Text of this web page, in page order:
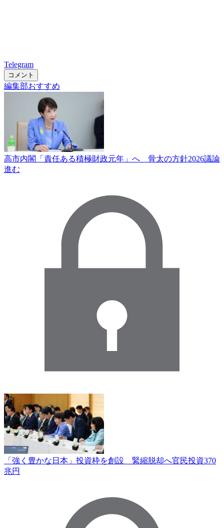
Telegram
コメント
編集部おすすめ
高市内閣「責任ある積極財政元年」へ 骨太の方針2026議論
進む
「強く豊かな日本」投資枠を創設 緊縮脱却へ官民投資370
兆円